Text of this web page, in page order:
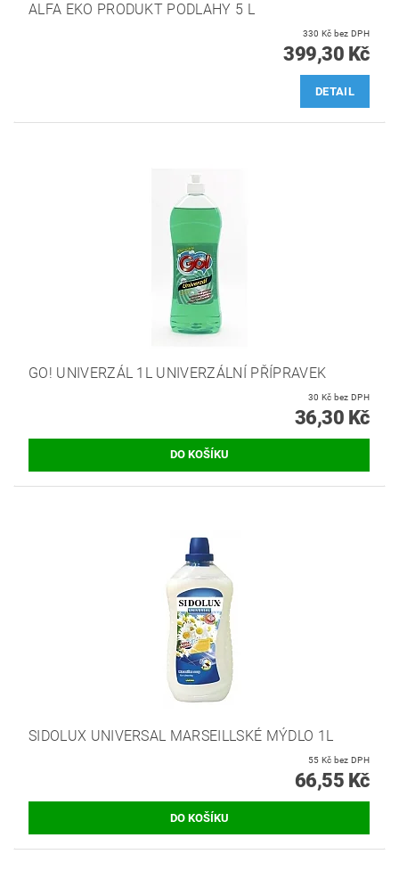
ALFA EKO PRODUKT PODLAHY 5 L
330 Kč bez DPH
399,30 Kč
DETAIL
GO! UNIVERZÁL 1L UNIVERZÁLNÍ PŘÍPRAVEK
30 Kč bez DPH
36,30 Kč
SIDOLUX UNIVERSAL MARSEILLSKÉ MÝDLO 1L
55 Kč bez DPH
66,55 Kč